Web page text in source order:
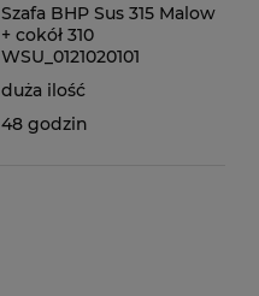
Szafa BHP Sus 315 Malow
+ cokół 310
WSU_0121020101
duża ilość
48 godzin